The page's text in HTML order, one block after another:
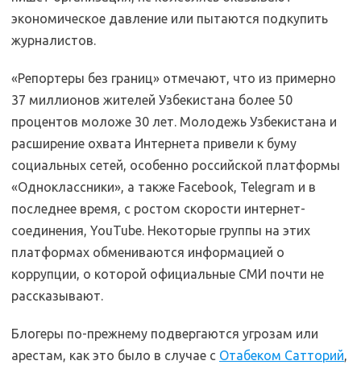
экономическое давление или пытаются подкупить
журналистов.
«Репортеры без границ» отмечают, что из примерно
37 миллионов жителей Узбекистана более 50
процентов моложе 30 лет. Молодежь Узбекистана и
расширение охвата Интернета привели к буму
социальных сетей, особенно российской платформы
«Одноклассники», а также Facebook, Telegram и в
последнее время, с ростом скорости интернет-
соединения, YouTube. Некоторые группы на этих
платформах обмениваются информацией о
коррупции, о которой официальные СМИ почти не
рассказывают.
Блогеры по-прежнему подвергаются угрозам или
арестам, как это было в случае с Отабеком Сатторий,